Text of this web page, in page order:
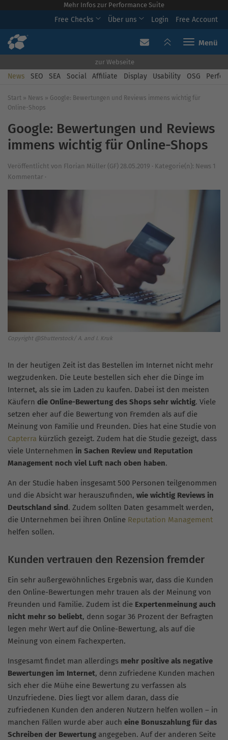
Mehr Infos zur Performance Suite
Free Checks Über uns Login Free Account
Toggle
zur Webseite
News SEO SEA Social Affiliate Display Usability OSG
Start » News » Google: Bewertungen und Reviews immens wichtig für
Online-Shops
Google: Bewertungen und Reviews
immens wichtig für Online-Shops
Veröffentlicht von Florian Müller (GF) 28.05.2019 · Kategorie(n): News 1
Kommentar ·
Copyright @Shutterstock/ A. and I. Kruk
In der heutigen Zeit ist das Bestellen im Internet nicht mehr
wegzudenken. Die Leute bestellen sich eher die Dinge im
Internet, als sie im Laden zu kaufen. Dabei ist den meisten
Käufern die Online-Bewertung des Shops sehr wichtig. Viele
setzen eher auf die Bewertung von Fremden als auf die
Meinung von Familie und Freunden. Dies hat eine Studie von
Capterra kürzlich gezeigt. Zudem hat die Studie gezeigt, dass
viele Unternehmen in Sachen Review und Reputation
Management noch viel Luft nach oben haben.
An der Studie haben insgesamt 500 Personen teilgenommen
und die Absicht war herauszufinden, wie wichtig Reviews in
Deutschland sind. Zudem sollten Daten gesammelt werden,
die Unternehmen bei ihren Online Reputation Management
helfen sollen.
Kunden vertrauen den Rezension fremder
Ein sehr außergewöhnliches Ergebnis war, dass die Kunden
den Online-Bewertungen mehr trauen als der Meinung von
Freunden und Familie. Zudem ist die Expertenmeinung auch
nicht mehr so beliebt, denn sogar 36 Prozent der Befragten
legen mehr Wert auf die Online-Bewertung, als auf die
Meinung von einem Fachexperten.
Insgesamt findet man allerdings mehr positive als negative
Bewertungen im Internet, denn zufriedene Kunden machen
sich eher die Mühe eine Bewertung zu verfassen als
Unzufriedene. Dies liegt vor allem daran, dass die
zufriedenen Kunden den anderen Nutzern helfen wollen – in
manchen Fällen wurde aber auch eine Bonuszahlung für das
Schreiben der Bewertung angegeben. Auf der anderen Seite